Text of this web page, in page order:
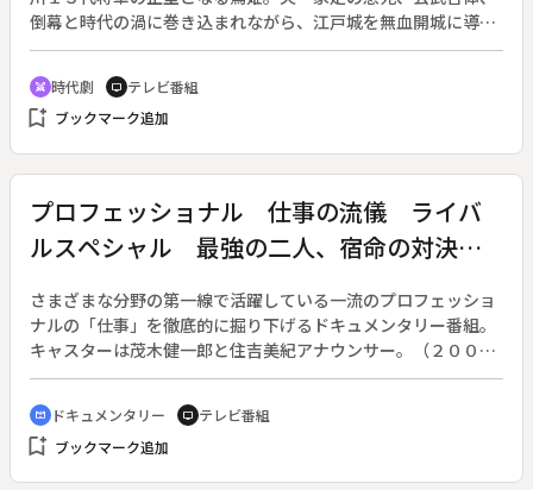
倒幕と時代の渦に巻き込まれながら、江戸城を無血開城に導い
た波瀾万丈の生涯を描く。大河ドラマ第４７作（２００８年１
月６日～１２月１４日放送、全５０回）の総集編（全５回）。
◆総集編・第３回。「次期将軍に慶喜（平岳大）を推すよう
に」と島津斉彬（高橋英樹）の命を受けて大奥に入った篤姫
が将軍にふさわしいのではないかと思い悩む。幾島（松坂慶
子）にも激しく詰め寄られるが、妻として家定（堺雅人）の思
いを尊重することを決意する。その頃、斉彬の訃報が届く。さ
らに、滝山（稲森いずみ）から家定の死を告げられ、泣き崩れ
swords 時代劇 tv テレビ番組
bookmark_add ブックマーク追加
プロフェッショナル 仕事の流儀 ライバ
ルスペシャル 最強の二人、宿命の対決
さまざまな分野の第一線で活躍している一流のプロフェッショ
ナルの「仕事」を徹底的に掘り下げるドキュメンタリー番組。
キャスターは茂木健一郎と住吉美紀アナウンサー。（２００６
年１月１０日放送開始）◆第９３回。拡大版ライバルスペシャ
ルとして、将棋界の２人のプロフェッショナルに迫る。舞台は
将棋界で最も伝統のあるタイトル・名人戦。２００８年の対局
は、４期連続で名人の座を守る森内俊之と挑戦者・羽生善治。
cinematic_blur ドキュメンタリー tv テレビ番組
bookmark_add ブックマーク追加